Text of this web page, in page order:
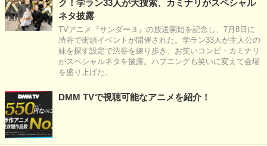
ク！学ラン33人が大捜索、カミナリがスペシャル
ネタ披露
TVアニメ『サンダー３』の放送開始を記念し、7月8日に
渋谷で街頭イベントが開催された。学ラン33人が主人公の
妹を探す設定で渋谷を練り歩き、お笑いコンビ・カミナリ
がスペシャルネタを披露。ハプニングも笑いに変えて会場
を盛り上げた。
DMM TVで視聴可能なアニメを紹介！